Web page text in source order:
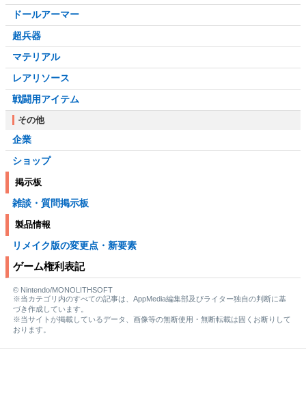
ドールアーマー
超兵器
マテリアル
レアリソース
戦闘用アイテム
その他
企業
ショップ
掲示板
雑談・質問掲示板
製品情報
リメイク版の変更点・新要素
ゲーム権利表記
© Nintendo/MONOLITHSOFT
※当カテゴリ内のすべての記事は、AppMedia編集部及びライター独自の判断に基
づき作成しています。
※当サイトが掲載しているデータ、画像等の無断使用・無断転載は固くお断りして
おります。